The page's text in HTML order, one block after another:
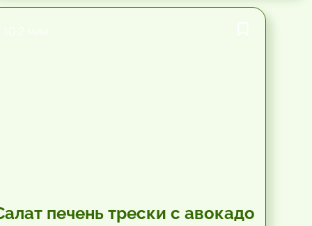
печень трески с авокадо